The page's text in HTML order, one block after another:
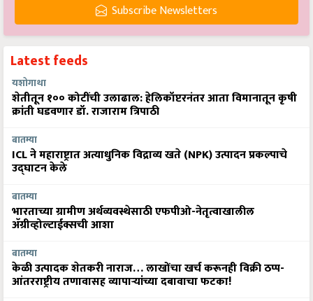
Subscribe Newsletters
Latest feeds
यशोगाथा
शेतीतून १०० कोटींची उलाढाल: हेलिकॉप्टरनंतर आता विमानातून कृषी
क्रांती घडवणार डॉ. राजाराम त्रिपाठी
बातम्या
ICL ने महाराष्ट्रात अत्याधुनिक विद्राव्य खते (NPK) उत्पादन प्रकल्पाचे
उद्घाटन केले
बातम्या
भारताच्या ग्रामीण अर्थव्यवस्थेसाठी एफपीओ-नेतृत्वाखालील
अ‍ॅग्रीव्होल्टाईक्सची आशा
बातम्या
केळी उत्पादक शेतकरी नाराज… लाखोंचा खर्च करूनही विक्री ठप्प-
आंतरराष्ट्रीय तणावासह व्यापाऱ्यांच्या दबावाचा फटका!